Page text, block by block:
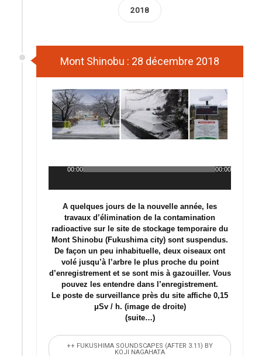
2018
Mont Shinobu : 28 décembre 2018
Lecteur
00:00 00:00
A quelques jours de la nouvelle année, les
travaux d’élimination de la contamination
radioactive sur le site de stockage temporaire du
Mont Shinobu (Fukushima city) sont suspendus.
De façon un peu inhabituelle, deux oiseaux ont
volé jusqu’à l’arbre le plus proche du point
d’enregistrement et se sont mis à gazouiller. Vous
pouvez les entendre dans l’enregistrement.
Le poste de surveillance près du site affiche 0,15
μSv / h. (image de droite)
(suite…)
++ FUKUSHIMA SOUNDSCAPES (AFTER 3.11) BY
KOJI NAGAHATA